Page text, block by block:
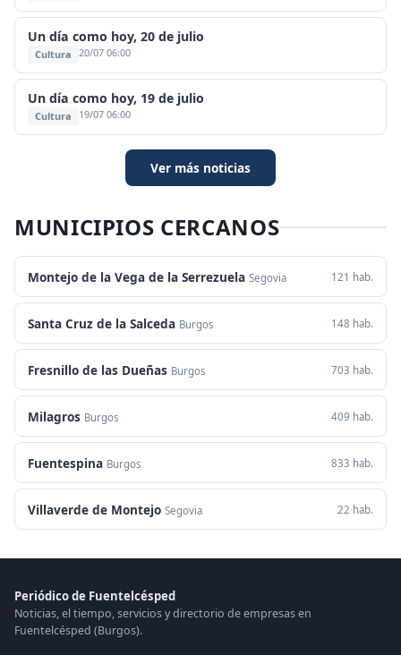
Un día como hoy, 20 de julio
Cultura 20/07 06:00
Un día como hoy, 19 de julio
Cultura 19/07 06:00
Ver más noticias
MUNICIPIOS CERCANOS
Montejo de la Vega de la Serrezuela Segovia 121 hab.
Santa Cruz de la Salceda Burgos 148 hab.
Fresnillo de las Dueñas Burgos 703 hab.
Milagros Burgos 409 hab.
Fuentespina Burgos 833 hab.
Villaverde de Montejo Segovia 22 hab.
Periódico de Fuentelcésped
Noticias, el tiempo, servicios y directorio de empresas en
Fuentelcésped (Burgos).